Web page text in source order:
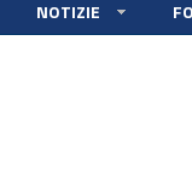
NOTIZIE